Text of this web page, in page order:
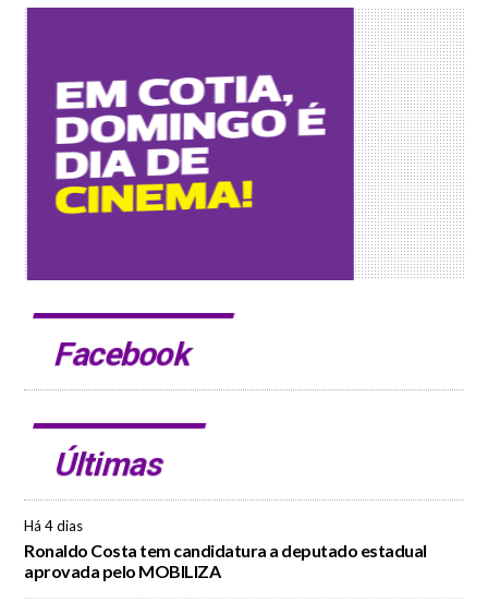
Facebook
Últimas
Há 4 dias
Ronaldo Costa tem candidatura a deputado estadual
aprovada pelo MOBILIZA